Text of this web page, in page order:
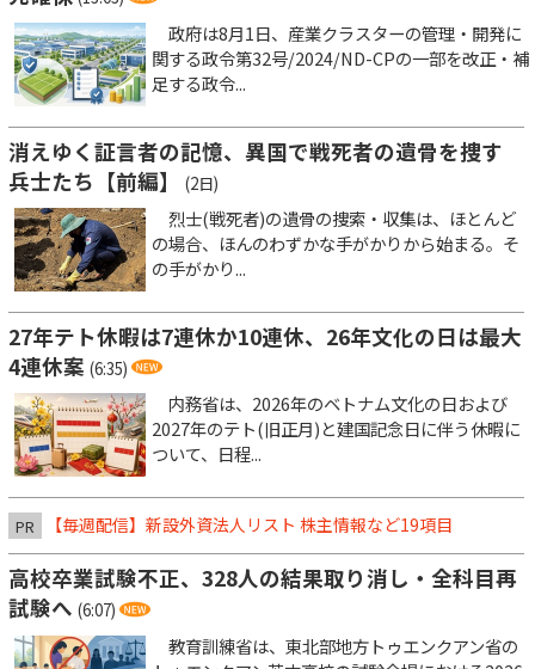
政府は8月1日、産業クラスターの管理・開発に
関する政令第32号/2024/ND-CPの一部を改正・補
足する政令...
消えゆく証言者の記憶、異国で戦死者の遺骨を捜す
兵士たち【前編】
(2日)
烈士(戦死者)の遺骨の捜索・収集は、ほとんど
の場合、ほんのわずかな手がかりから始まる。そ
の手がかり...
27年テト休暇は7連休か10連休、26年文化の日は最大
4連休案 (6:35)
内務省は、2026年のベトナム文化の日および
2027年のテト(旧正月)と建国記念日に伴う休暇に
ついて、日程...
PR 【毎週配信】新設外資法人リスト 株主情報など19項目
高校卒業試験不正、328人の結果取り消し・全科目再
試験へ (6:07)
教育訓練省は、東北部地方トゥエンクアン省の